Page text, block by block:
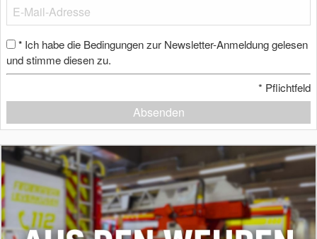
* Ich habe die Bedingungen zur Newsletter-Anmeldung gelesen
und stimme diesen zu.
* Pflichtfeld
Absenden